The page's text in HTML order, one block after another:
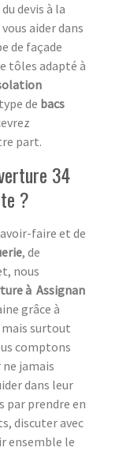
devis à la
aider dans
de façade
tôles adapté à
de bacs
part.
34
?
faire et de
, de
nous
à Assignan
grâce à
surtout
comptons
jamais
dans leur
par prendre en
discuter avec
ensemble le